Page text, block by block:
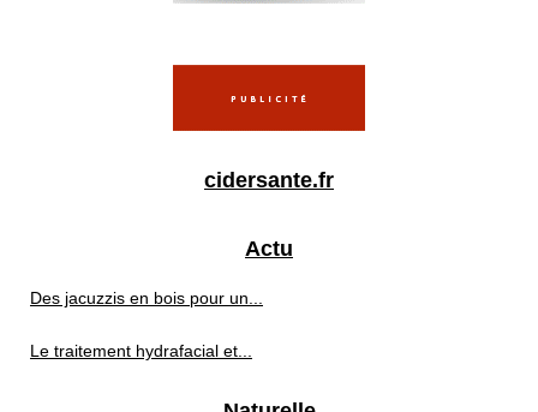
cidersante.fr
Actu
Des jacuzzis en bois pour un...
Le traitement hydrafacial et...